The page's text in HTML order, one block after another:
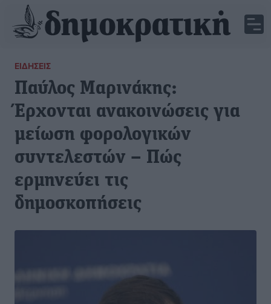
ΕΙΔΉΣΕΙΣ
Παύλος Μαρινάκης:
Έρχονται ανακοινώσεις για
μείωση φορολογικών
συντελεστών – Πώς
ερμηνεύει τις
δημοσκοπήσεις